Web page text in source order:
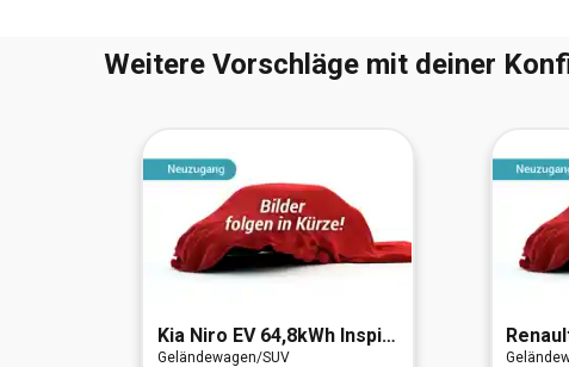
Weitere Vorschläge mit deiner
Kia Niro EV 64,8kWh Inspiration
Geländewagen/SUV